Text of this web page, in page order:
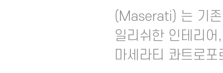
(Maserati) 는 기
일리쉬한 인테리
마세라티 콰트로